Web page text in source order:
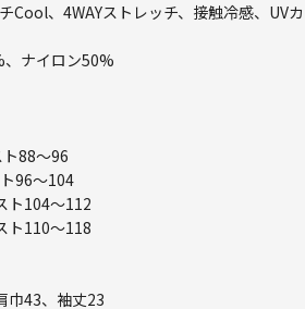
、4WAYストレッチ、接触冷感、UVカ
ナイロン50%
88～96
96～104
ト104～112
ト110～118
巾43、袖丈23